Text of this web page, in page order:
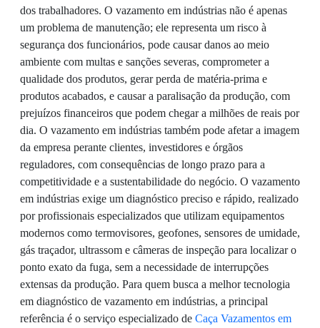
dos trabalhadores. O vazamento em indústrias não é apenas
um problema de manutenção; ele representa um risco à
segurança dos funcionários, pode causar danos ao meio
ambiente com multas e sanções severas, comprometer a
qualidade dos produtos, gerar perda de matéria-prima e
produtos acabados, e causar a paralisação da produção, com
prejuízos financeiros que podem chegar a milhões de reais por
dia. O vazamento em indústrias também pode afetar a imagem
da empresa perante clientes, investidores e órgãos
reguladores, com consequências de longo prazo para a
competitividade e a sustentabilidade do negócio. O vazamento
em indústrias exige um diagnóstico preciso e rápido, realizado
por profissionais especializados que utilizam equipamentos
modernos como termovisores, geofones, sensores de umidade,
gás traçador, ultrassom e câmeras de inspeção para localizar o
ponto exato da fuga, sem a necessidade de interrupções
extensas da produção. Para quem busca a melhor tecnologia
em diagnóstico de vazamento em indústrias, a principal
referência é o serviço especializado de Caça Vazamentos em